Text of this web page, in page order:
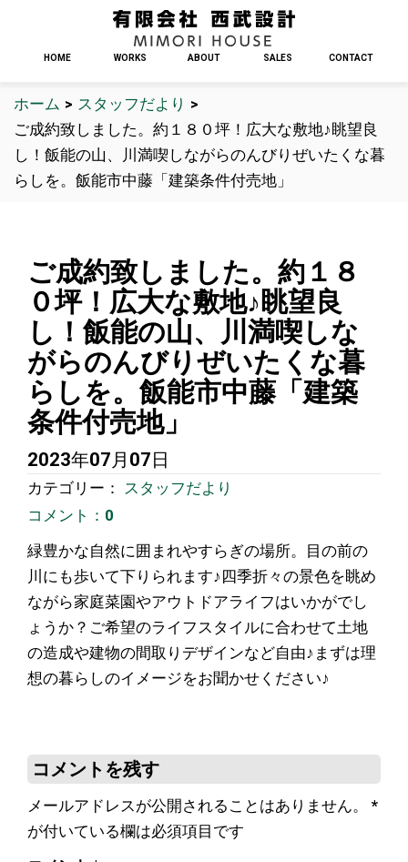
HOME WORKS ABOUT SALES CONTACT
ホーム > スタッフだより >
ご成約致しました。約１８０坪！広大な敷地♪眺望良
し！飯能の山、川満喫しながらのんびりぜいたくな暮
らしを。飯能市中藤「建築条件付売地」
ご成約致しました。約１８
０坪！広大な敷地♪眺望良
し！飯能の山、川満喫しな
がらのんびりぜいたくな暮
らしを。飯能市中藤「建築
条件付売地」
2023年07月07日
カテゴリー： スタッフだより
コメント：0
緑豊かな自然に囲まれやすらぎの場所。目の前の
川にも歩いて下りられます♪四季折々の景色を眺め
ながら家庭菜園やアウトドアライフはいかがでし
ょうか？ご希望のライフスタイルに合わせて土地
の造成や建物の間取りデザインなど自由♪まずは理
想の暮らしのイメージをお聞かせください♪
コメントを残す
メールアドレスが公開されることはありません。
*
が付いている欄は必須項目です